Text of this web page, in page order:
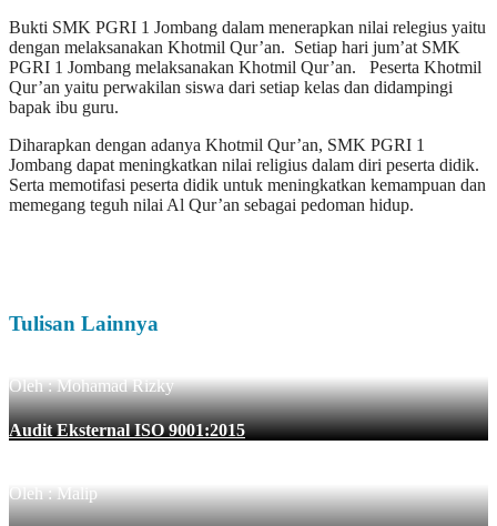
Bukti SMK PGRI 1 Jombang dalam menerapkan nilai relegius yaitu
dengan melaksanakan Khotmil Qur’an. Setiap hari jum’at SMK
PGRI 1 Jombang melaksanakan Khotmil Qur’an. Peserta Khotmil
Qur’an yaitu perwakilan siswa dari setiap kelas dan didampingi
bapak ibu guru.
Diharapkan dengan adanya Khotmil Qur’an, SMK PGRI 1
Jombang dapat meningkatkan nilai religius dalam diri peserta didik.
Serta memotifasi peserta didik untuk meningkatkan kemampuan dan
memegang teguh nilai Al Qur’an sebagai pedoman hidup.
Tulisan Lainnya
Oleh : Mohamad Rizky
Audit Eksternal ISO 9001:2015
Oleh : Malip